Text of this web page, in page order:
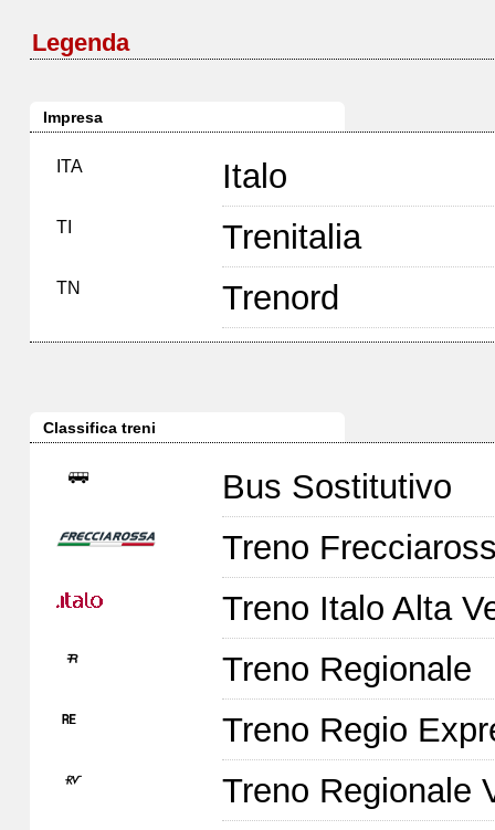
Legenda
Impresa
ITA Italo
TI Trenitalia
TN Trenord
Classifica treni
Bus Sostitutivo
Treno
Treno Italo Alta
Treno Regionale
Treno Regio
Treno Regionale